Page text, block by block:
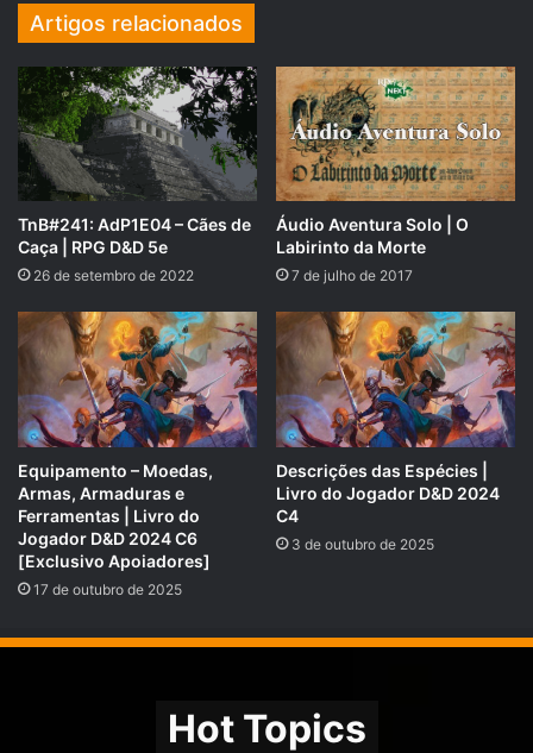
br/articles/30944727495579-Ou%C3%A7a-%C3%A1udios-
exclusivos-da-APOIA-se-no-Spotify
Obrigado por apoiar nosso trabalho! Seu suporte faz toda a
diferença.
Artigos relacionados
TnB#241: AdP1E04 – Cães de
Caça | RPG D&D 5e
26 de setembro de 2022
Áudio Aventura Solo | O
Labirinto da Morte
7 de julho de 2017
Equipamento – Moedas,
Armas, Armaduras e
Ferramentas | Livro do
Jogador D&D 2024 C6
[Exclusivo Apoiadores]
17 de outubro de 2025
Descrições das Espécies |
Livro do Jogador D&D 2024
C4
3 de outubro de 2025
Hot Topics